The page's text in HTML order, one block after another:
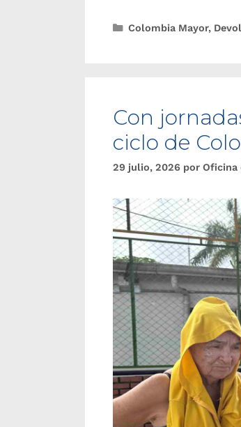
Colombia Mayor,
Con
ciclo de
29 julio, 2026 por Oficina